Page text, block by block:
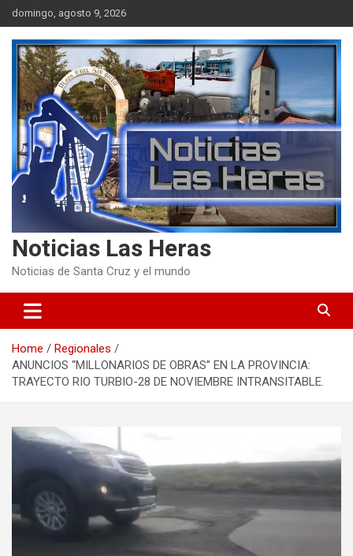
Skip
to
content
domingo, agosto 9, 2026
Noticias Las Heras
Noticias de Santa Cruz y el mundo
Home
Regionales
ANUNCIOS “MILLONARIOS DE OBRAS” EN LA PROVINCIA:
TRAYECTO RIO TURBIO-28 DE NOVIEMBRE INTRANSITABLE.